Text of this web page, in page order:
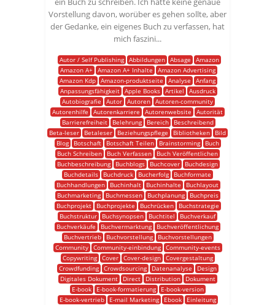
Vorstellung davon, worüber es gehen sollte, aber
der Gedanke, ein eigenes Buch zu verfassen, hat
mich faszini...
Autor / Self Publishing Abbildungen Absage
Amazon
Amazon A+
Amazon A+ Inhalte
Amazon Advertising
Amazon Kdp Amazon-produktseite Analyse
Anfang
Anpassungsfähigkeit
Apple Books Artikel
Ausdruck
Autobiografie
Autor Autoren Autoren-community
Autorenhilfe
Autorenkarriere Autorenwebsite
Autorität
Barrierefreiheit
Belehrung Bereich
Beschreibend
Beta-leser
Betaleser Beziehungspflege Bibliotheken
Bild
Blog
Botschaft Botschaft Teilen Brainstorming
Buch
Buch Schreiben
Buch Verfassen
Buch Veröffentlichen
Buchbeschreibung
Buchblogs Buchcover
Buchdesign
Buchdetails
Buchdruck Bucherfolg
Buchformate
Buchhandlungen
Buchinhalt Buchinhalte
Buchlayout
Buchmarketing
Buchmessen Buchplanung
Buchpreis
Buchprojekt
Buchprojekte Buchrücken
Buchstrategie
Buchstruktur
Buchsynopsen Buchtitel
Buchverkauf
Buchverkäufe
Buchvermarktung
Buchveröffentlichung
Buchvertrieb
Buchvorstellung
Buchvorstellungen
Community
Community-einbindung
Community-events
Copywriting
Cover Cover-design
Covergestaltung
Crowdfunding
Crowdsourcing Datenanalyse
Design
Digitales Dokument
Direct Distribution
Dokument
E-book
E-book-formatierung
E-book-version
E-book-vertrieb
E-mail Marketing Ebook
Einleitung